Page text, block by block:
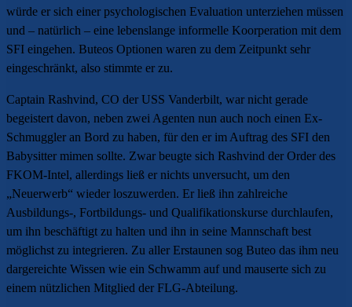
würde er sich einer psychologischen Evaluation unterziehen müssen
und – natürlich – eine lebenslange informelle Koorperation mit dem
SFI eingehen. Buteos Optionen waren zu dem Zeitpunkt sehr
eingeschränkt, also stimmte er zu.
Captain Rashvind, CO der USS Vanderbilt, war nicht gerade
begeistert davon, neben zwei Agenten nun auch noch einen Ex-
Schmuggler an Bord zu haben, für den er im Auftrag des SFI den
Babysitter mimen sollte. Zwar beugte sich Rashvind der Order des
FKOM-Intel, allerdings ließ er nichts unversucht, um den
„Neuerwerb“ wieder loszuwerden. Er ließ ihn zahlreiche
Ausbildungs-, Fortbildungs- und Qualifikationskurse durchlaufen,
um ihn beschäftigt zu halten und ihn in seine Mannschaft best
möglichst zu integrieren. Zu aller Erstaunen sog Buteo das ihm neu
dargereichte Wissen wie ein Schwamm auf und mauserte sich zu
einem nützlichen Mitglied der FLG-Abteilung.